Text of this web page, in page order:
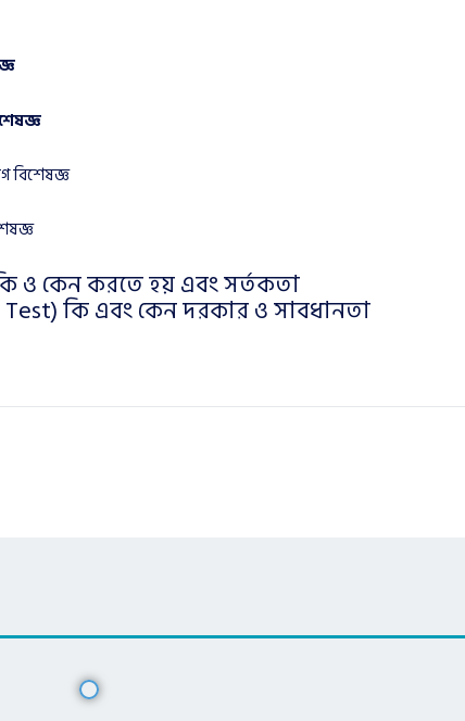
বিশেষজ্ঞ
ও কেন করতে হয় এবং সর্তকতা
Test) কি এবং কেন দরকার ও সাবধানতা